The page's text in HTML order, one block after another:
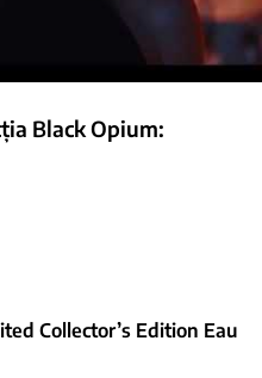
Black Opium:
Collector’s Edition Eau